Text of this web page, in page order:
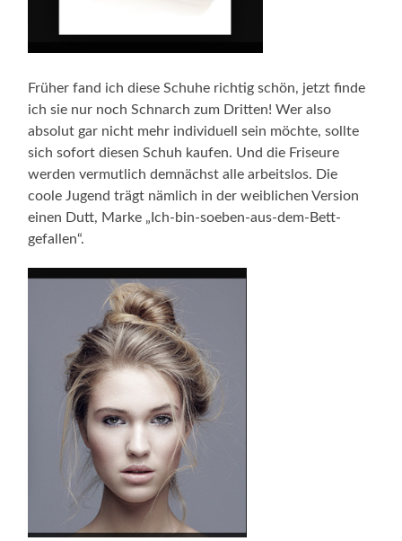
Früher fand ich diese Schuhe richtig schön, jetzt finde
ich sie nur noch Schnarch zum Dritten! Wer also
absolut gar nicht mehr individuell sein möchte, sollte
sich sofort diesen Schuh kaufen. Und die Friseure
werden vermutlich demnächst alle arbeitslos. Die
coole Jugend trägt nämlich in der weiblichen Version
einen Dutt, Marke „Ich-bin-soeben-aus-dem-Bett-
gefallen“.